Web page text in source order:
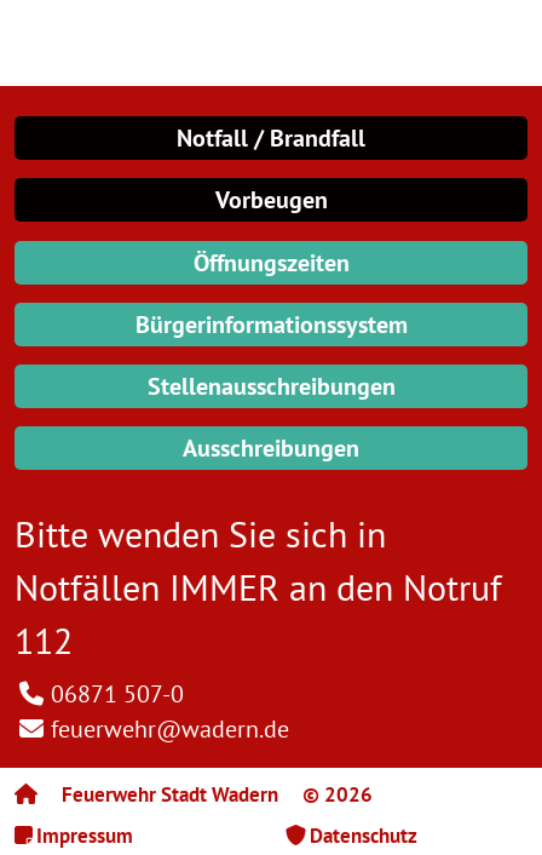
Notfall / Brandfall
Vorbeugen
Öffnungszeiten
Bürgerinformationssystem
Stellenausschreibungen
Ausschreibungen
Bitte wenden Sie sich in
Notfällen IMMER an den Notruf
112
06871 507-0
feuerwehr@wadern.de
Feuerwehr Stadt Wadern
© 2026
Impressum
Datenschutz